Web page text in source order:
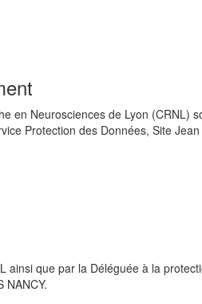
en Neurosciences de Lyon (CRNL)
Protection des Données, Site
que par la Déléguée à la
NANCY.